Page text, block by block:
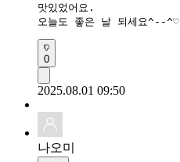
맛있었어요.
오늘도 좋은 날 되세요^--^♡
0
2025.08.01 09:50
나오미